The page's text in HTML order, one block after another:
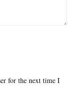
for the next time I